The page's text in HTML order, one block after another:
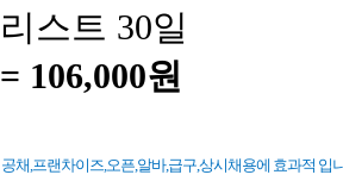
리스트 30일
= 106,000원
공채,프랜차이즈,오픈,알바,급구,상시채용에 효과적 입